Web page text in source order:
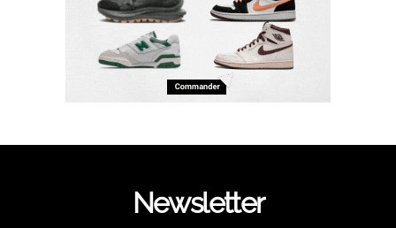
Newsletter